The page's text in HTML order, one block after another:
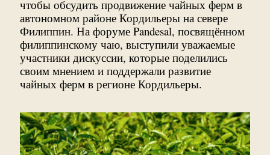
чтобы обсудить продвижение чайных ферм в
автономном районе Кордильеры на севере
Филиппин. На форуме Pandesal, посвящённом
филиппинскому чаю, выступили уважаемые
участники дискуссии, которые поделились
своим мнением и поддержали развитие
чайных ферм в регионе Кордильеры.